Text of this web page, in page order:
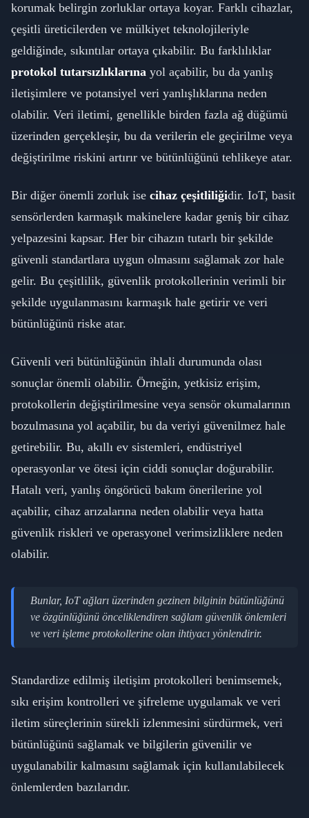
korumak belirgin zorluklar ortaya koyar. Farklı cihazlar,
çeşitli üreticilerden ve mülkiyet teknolojileriyle
geldiğinde, sıkıntılar ortaya çıkabilir. Bu farklılıklar
protokol tutarsızlıklarına yol açabilir, bu da yanlış
iletişimlere ve potansiyel veri yanlışlıklarına neden
olabilir. Veri iletimi, genellikle birden fazla ağ düğümü
üzerinden gerçekleşir, bu da verilerin ele geçirilme veya
değiştirilme riskini artırır ve bütünlüğünü tehlikeye atar.
Bir diğer önemli zorluk ise cihaz çeşitliliğidir. IoT, basit
sensörlerden karmaşık makinelere kadar geniş bir cihaz
yelpazesini kapsar. Her bir cihazın tutarlı bir şekilde
güvenli standartlara uygun olmasını sağlamak zor hale
gelir. Bu çeşitlilik, güvenlik protokollerinin verimli bir
şekilde uygulanmasını karmaşık hale getirir ve veri
bütünlüğünü riske atar.
Güvenli veri bütünlüğünün ihlali durumunda olası
sonuçlar önemli olabilir. Örneğin, yetkisiz erişim,
protokollerin değiştirilmesine veya sensör okumalarının
bozulmasına yol açabilir, bu da veriyi güvenilmez hale
getirebilir. Bu, akıllı ev sistemleri, endüstriyel
operasyonlar ve ötesi için ciddi sonuçlar doğurabilir.
Hatalı veri, yanlış öngörücü bakım önerilerine yol
açabilir, cihaz arızalarına neden olabilir veya hatta
güvenlik riskleri ve operasyonel verimsizliklere neden
olabilir.
Bunlar, IoT ağları üzerinden gezinen bilginin bütünlüğünü
ve özgünlüğünü önceliklendiren sağlam güvenlik önlemleri
ve veri işleme protokollerine olan ihtiyacı yönlendirir.
Standardize edilmiş iletişim protokolleri benimsemek,
sıkı erişim kontrolleri ve şifreleme uygulamak ve veri
iletim süreçlerinin sürekli izlenmesini sürdürmek, veri
bütünlüğünü sağlamak ve bilgilerin güvenilir ve
uygulanabilir kalmasını sağlamak için kullanılabilecek
önlemlerden bazılarıdır.